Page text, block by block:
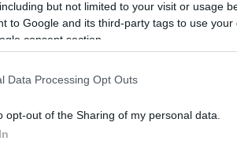
but not limited to your visit or usage
to Google and its third-party tags to use
consent section.
Data Processing Opt Outs
opt-out of the Sharing of my personal data.
ΚΟΙΝΩΝΙΑ